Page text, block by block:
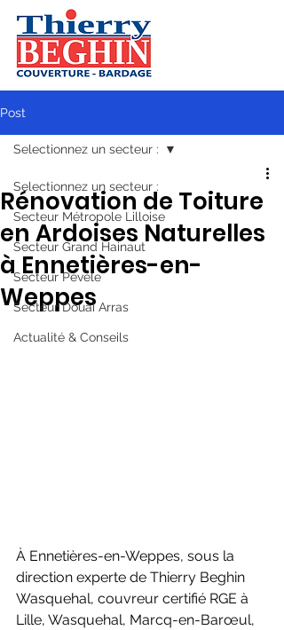
Post
Selectionnez un secteur :
Secteur Métropole Lilloise
Secteur Grand Hainaut
Secteur Pévèle
Secteur Douai Arras
Actualité & Conseils
Selectionnez un secteur :
Rénovation de Toiture
en Ardoises Naturelles
à Ennetières-en-
Weppes
À Ennetières-en-Weppes, sous la
direction experte de Thierry Beghin
Wasquehal, couvreur certifié RGE à
Lille, Wasquehal, Marcq-en-Barœul,